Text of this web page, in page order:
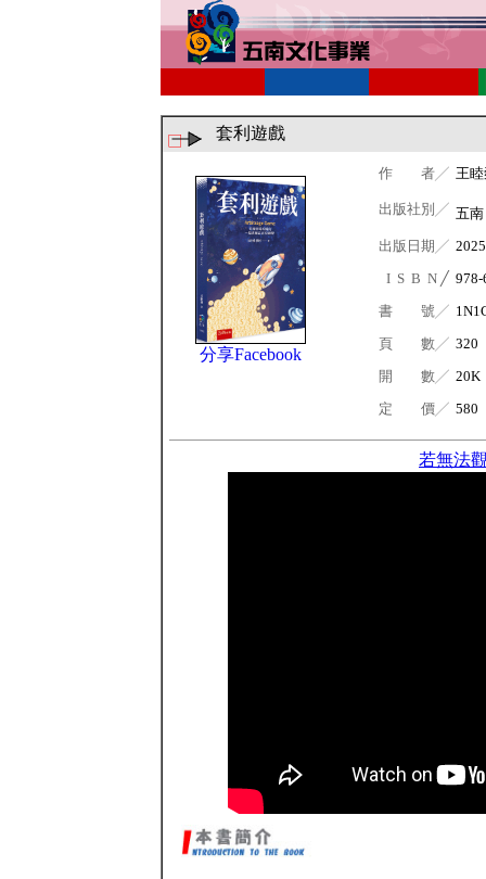
套利遊戲
分享Facebook
作 者╱ 王睦
出版社別╱ 五南
出版日期╱
I S B N ╱ 978-
書 號╱
頁 數╱ 320
開 數╱ 20K
定 價╱ 580
若無法